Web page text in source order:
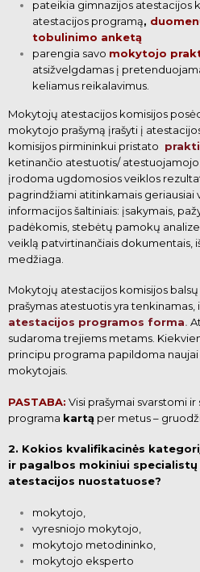
pateikia gimnazijos atestacijos
atestacijos programą,
tobulinimo anketą
parengia savo mokytojo
atsižvelgdamas į
keliamus reikalavimus.
Mokytojų atestacijos komisijos
mokytojo prašymą įrašyti į
komisijos pirmininkui pristato
ketinančio atestuotis/
įrodoma ugdomosios veiklos
pagrindžiami atitinkamais geriausiai
informacijos šaltiniais: įsakymais,
padėkomis, stebėtų pamokų
veiklą patvirtinančiais dokumentais,
medžiaga.
Mokytojų atestacijos komisijos
prašymas atestuotis yra
atestacijos programos forma.
sudaroma trejiems metams.
principu programa papildoma
mokytojais.
PASTABA: Visi prašymai svarstomi
programa kartą per metus –
2. Kokios kvalifikacinės
ir pagalbos mokiniui specialistų
atestacijos nuostatuose?
mokytojo,
vyresniojo mokytojo,
mokytojo metodininko,
mokytojo eksperto